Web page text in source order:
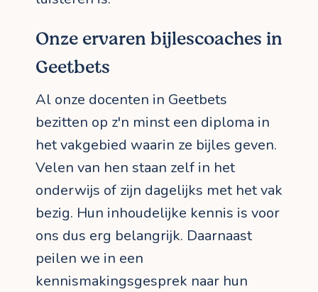
Onze ervaren bijlescoaches in
Geetbets
Al onze docenten in Geetbets
bezitten op z'n minst een diploma in
het vakgebied waarin ze bijles geven.
Velen van hen staan zelf in het
onderwijs of zijn dagelijks met het vak
bezig. Hun inhoudelijke kennis is voor
ons dus erg belangrijk. Daarnaast
peilen we in een
kennismakingsgesprek naar hun